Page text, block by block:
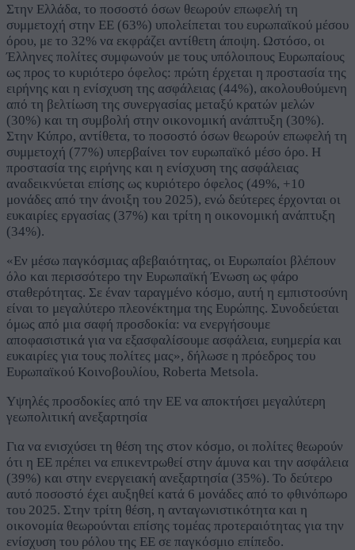
Στην Ελλάδα, το ποσοστό όσων θεωρούν επωφελή τη
συμμετοχή στην ΕΕ (63%) υπολείπεται του ευρωπαϊκού μέσου
όρου, με το 32% να εκφράζει αντίθετη άποψη. Ωστόσο, οι
Έλληνες πολίτες συμφωνούν με τους υπόλοιπους Ευρωπαίους
ως προς το κυριότερο όφελος: πρώτη έρχεται η προστασία της
ειρήνης και η ενίσχυση της ασφάλειας (44%), ακολουθούμενη
από τη βελτίωση της συνεργασίας μεταξύ κρατών μελών
(30%) και τη συμβολή στην οικονομική ανάπτυξη (30%).
Στην Κύπρο, αντίθετα, το ποσοστό όσων θεωρούν επωφελή τη
συμμετοχή (77%) υπερβαίνει τον ευρωπαϊκό μέσο όρο. Η
προστασία της ειρήνης και η ενίσχυση της ασφάλειας
αναδεικνύεται επίσης ως κυριότερο όφελος (49%, +10
μονάδες από την άνοιξη του 2025), ενώ δεύτερες έρχονται οι
ευκαιρίες εργασίας (37%) και τρίτη η οικονομική ανάπτυξη
(34%).
«Εν μέσω παγκόσμιας αβεβαιότητας, οι Ευρωπαίοι βλέπουν
όλο και περισσότερο την Ευρωπαϊκή Ένωση ως φάρο
σταθερότητας. Σε έναν ταραγμένο κόσμο, αυτή η εμπιστοσύνη
είναι το μεγαλύτερο πλεονέκτημα της Ευρώπης. Συνοδεύεται
όμως από μια σαφή προσδοκία: να ενεργήσουμε
αποφασιστικά για να εξασφαλίσουμε ασφάλεια, ευημερία και
ευκαιρίες για τους πολίτες μας», δήλωσε η πρόεδρος του
Ευρωπαϊκού Κοινοβουλίου, Roberta Metsola.
Υψηλές προσδοκίες από την ΕΕ να αποκτήσει μεγαλύτερη
γεωπολιτική ανεξαρτησία
Για να ενισχύσει τη θέση της στον κόσμο, οι πολίτες θεωρούν
ότι η ΕΕ πρέπει να επικεντρωθεί στην άμυνα και την ασφάλεια
(39%) και στην ενεργειακή ανεξαρτησία (35%). Το δεύτερο
αυτό ποσοστό έχει αυξηθεί κατά 6 μονάδες από το φθινόπωρο
του 2025. Στην τρίτη θέση, η ανταγωνιστικότητα και η
οικονομία θεωρούνται επίσης τομέας προτεραιότητας για την
ενίσχυση του ρόλου της ΕΕ σε παγκόσμιο επίπεδο.